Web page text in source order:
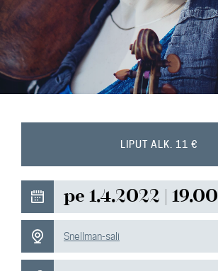
Liput
Yleisölle
Orkesteri
Yhteys
LIPUT ALK. 11 €
pe 1.4.2022 | 19.00
Snellman-sali